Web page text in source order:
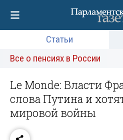
Статьи
Все о пенсиях в России
Le Monde: Власти
слова Путина и
мировой войны